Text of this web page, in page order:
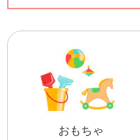
おもちゃ